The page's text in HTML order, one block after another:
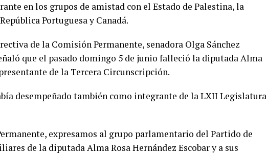
en los grupos de amistad con el Estado de Palestina, la
Portuguesa y Canadá.
de la Comisión Permanente, senadora Olga Sánchez
que el pasado domingo 5 de junio falleció la diputada Alma
de la Tercera Circunscripción.
desempeñado también como integrante de la LXII Legislatura
expresamos al grupo parlamentario del Partido de
de la diputada Alma Rosa Hernández Escobar y a sus